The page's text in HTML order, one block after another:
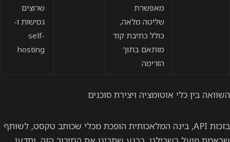
מאפשרת
שליטה מלאה,
כולל כתיבת קוד
מותאם בתוך
הזרימה.
שרוצים
גמישות ו-
self-
hosting
השוואה בין כלי אוטומציה ויצירת סוכנים
בזכות API, בינה המלאכותית הופכת מכלי שכותב טקסט, לשותף